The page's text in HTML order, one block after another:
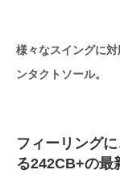
様々なスイングに
ンタクトソール。
フィーリング
る242CB+の最